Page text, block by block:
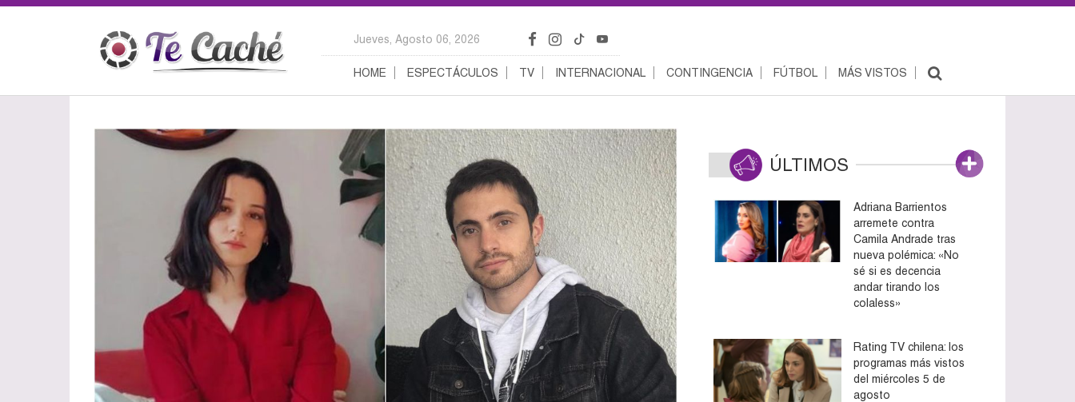
Jueves, Agosto 06, 2026
HOME ESPECTÁCULOS TV INTERNACIONAL CONTINGENCIA FÚTBOL MÁS VISTOS
ÚLTIMOS
Adriana Barrientos
arremete contra
Camila Andrade tras
nueva polémica: «No
sé si es decencia
andar tirando los
colaless»
Rating TV chilena: los
programas más vistos
del miércoles 5 de
agosto